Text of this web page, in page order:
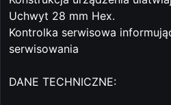
Uchwyt 28 mm Hex.
Kontrolka serwisowa
serwisowania
DANE TECHNICZNE: